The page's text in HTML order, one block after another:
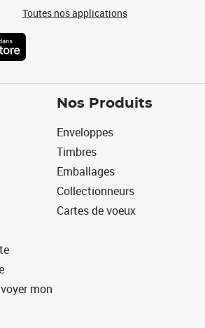
Toutes nos applications
mon
Nos Produits
Enveloppes
Timbres
Emballages
Collectionneurs
Cartes de voeux